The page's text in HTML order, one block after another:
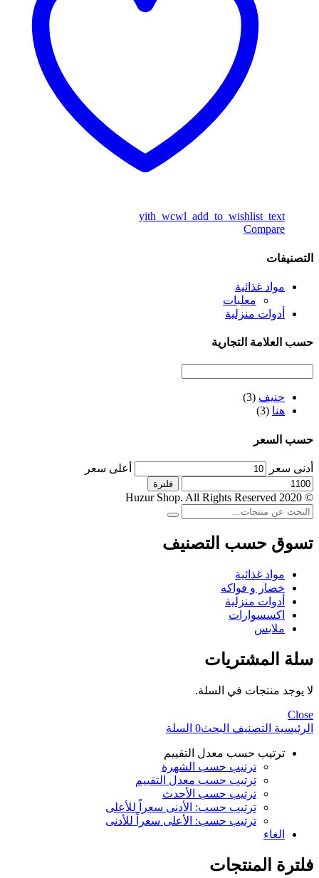
yith_wcwl_add_to_wishlist_text
Compare
التصنيفات
مواد غذائية
معلبات
أدوات منزلية
حسب العلامة التجارية
حنيف (3)
هنا (3)
حسب السعر
أدنى سعر أعلى سعر
فلترة
© 2020 Huzur Shop. All Rights Reserved
تسوق حسب التصنيف
مواد غذائية
خضار و فواكه
أدوات منزلية
اكسسوارات
ملابس
سلة المشتريات
لا يوجد منتجات في السلة.
Close
الرئيسية التصنيف البحث0 السلة
ترتيب حسب معدل التقييم
ترتيب حسب الشهرة
ترتيب حسب معدل التقييم
ترتيب حسب الأحدث
ترتيب حسب: الأدنى سعراً للأعلى
ترتيب حسب: الأعلى سعراً للأدنى
الغاء
فلترة المنتجات